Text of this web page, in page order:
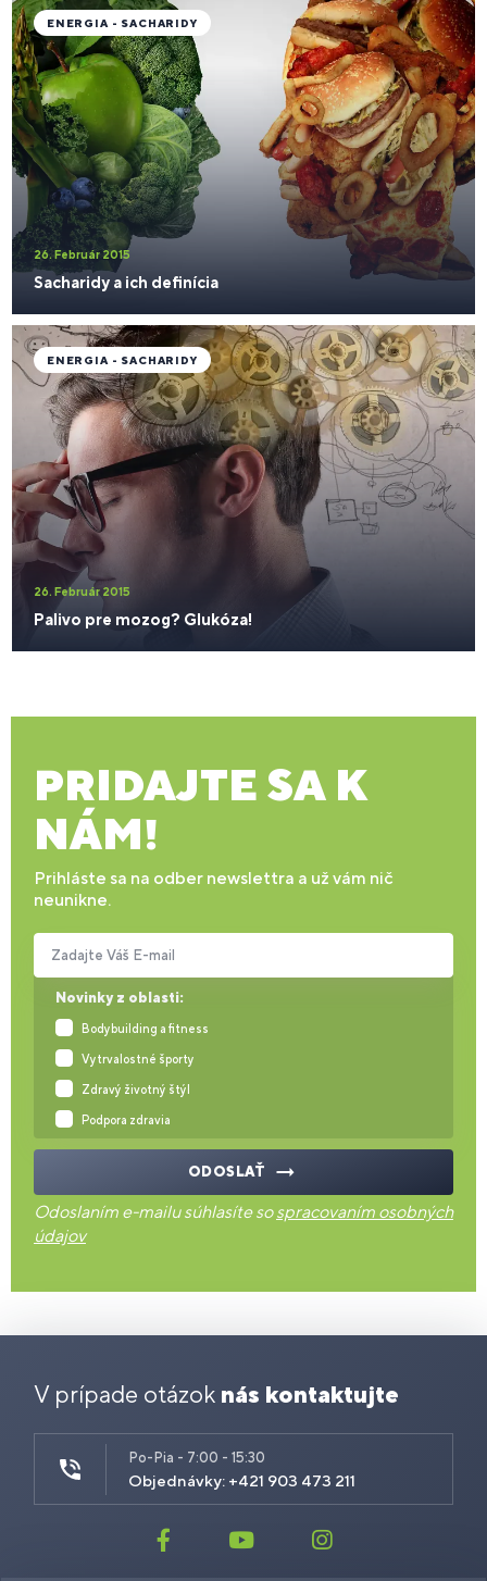
26. Február 2015
Sacharidy a ich definícia
ENERGIA - SACHARIDY
26. Február 2015
Palivo pre mozog? Glukóza!
ENERGIA - SACHARIDY
PRIDAJTE SA K
NÁM!
Prihláste sa na odber newslettra a už vám nič
neunikne.
Novinky z oblasti:
Bodybuilding a fitness
Vytrvalostné športy
Zdravý životný štýl
Podpora zdravia
Zadajte Váš E-mail
ODOSLAŤ
Odoslaním e-mailu súhlasíte sospracovaním osobných
údajov
V prípade otázok nás kontaktujte
Po-Pia - 7:00 - 15:30
Objednávky: +421 903 473 211